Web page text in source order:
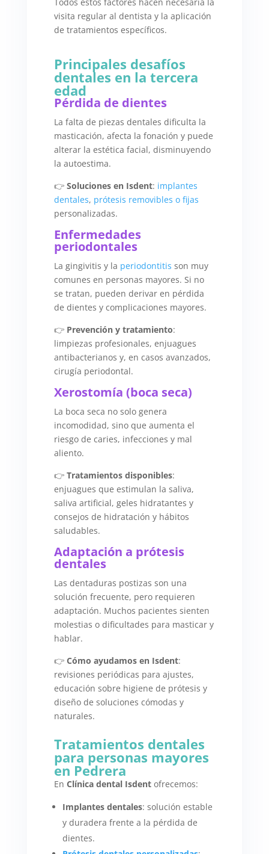
visita regular al dentista y la aplicación
de tratamientos específicos.
Principales desafíos
dentales en la tercera
edad
Pérdida de dientes
La falta de piezas dentales dificulta la
masticación, afecta la fonación y puede
alterar la estética facial, disminuyendo
la autoestima.
👉 Soluciones en Isdent: implantes
dentales, prótesis removibles o fijas
personalizadas.
Enfermedades
periodontales
La gingivitis y la periodontitis son muy
comunes en personas mayores. Si no
se tratan, pueden derivar en pérdida
de dientes y complicaciones mayores.
👉 Prevención y tratamiento:
limpiezas profesionales, enjuagues
antibacterianos y, en casos avanzados,
cirugía periodontal.
Xerostomía (boca seca)
La boca seca no solo genera
incomodidad, sino que aumenta el
riesgo de caries, infecciones y mal
aliento.
👉 Tratamientos disponibles:
enjuagues que estimulan la saliva,
saliva artificial, geles hidratantes y
consejos de hidratación y hábitos
saludables.
Adaptación a prótesis
dentales
Las dentaduras postizas son una
solución frecuente, pero requieren
adaptación. Muchos pacientes sienten
molestias o dificultades para masticar y
hablar.
👉 Cómo ayudamos en Isdent:
revisiones periódicas para ajustes,
educación sobre higiene de prótesis y
diseño de soluciones cómodas y
naturales.
Tratamientos dentales
para personas mayores
en Pedrera
En Clínica dental Isdentofrecemos:
Implantes dentales: solución estable
y duradera frente a la pérdida de
dientes.